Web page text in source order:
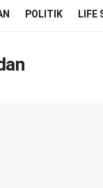
POLITIK LIFE